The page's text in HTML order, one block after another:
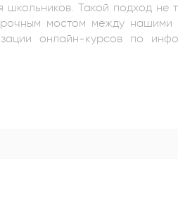
школьников. Такой подход не
между нашими странами. Кроме
онлайн-курсов по